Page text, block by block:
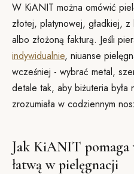
W KiANIT można omówić
złotej, platynowej, gładkiej,
albo złożoną fakturą. Jeśli
indywidualnie, niuanse
wcześniej - wybrać metal,
detale tak, aby biżuteria była
zrozumiała w codziennym
Jak KiANIT pomaga
łatwą w pielęgnacji